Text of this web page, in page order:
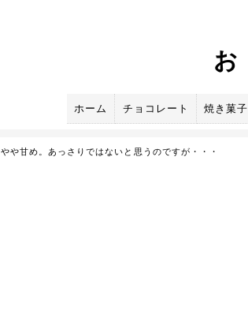
お
ホーム チョコレート 焼き菓子
や甘め。あっさりではないと思うのですが・・・